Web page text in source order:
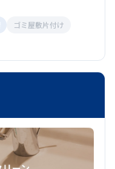
ゴミ屋敷片付け